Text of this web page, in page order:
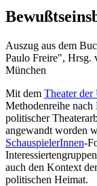
Auszug aus dem
Paulo Freire", Hrsg.
München
Mit dem Theater der
Methodenreihe
politischer
angewandt worden
SchauspielerInnen-
auch den Kontext
politischen Heimat.